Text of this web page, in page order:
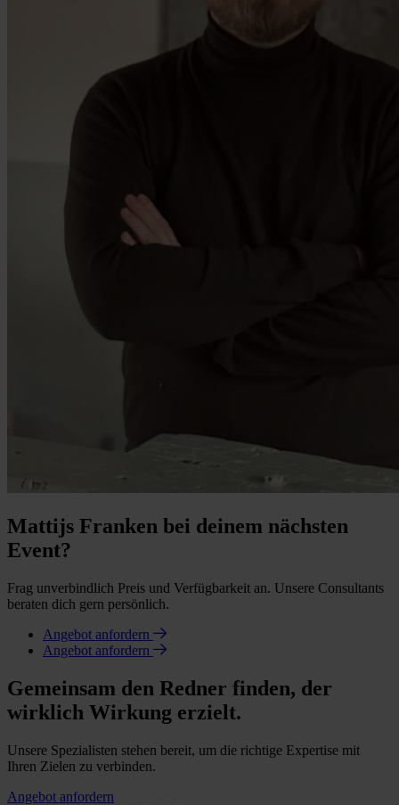
Mattijs Franken bei deinem nächsten
Event?
Frag unverbindlich Preis und Verfügbarkeit an. Unsere Consultants
beraten dich gern persönlich.
Angebot anfordern
Angebot anfordern
Gemeinsam den Redner finden, der
wirklich Wirkung erzielt.
Unsere Spezialisten stehen bereit, um die richtige Expertise mit
Ihren Zielen zu verbinden.
Angebot anfordern